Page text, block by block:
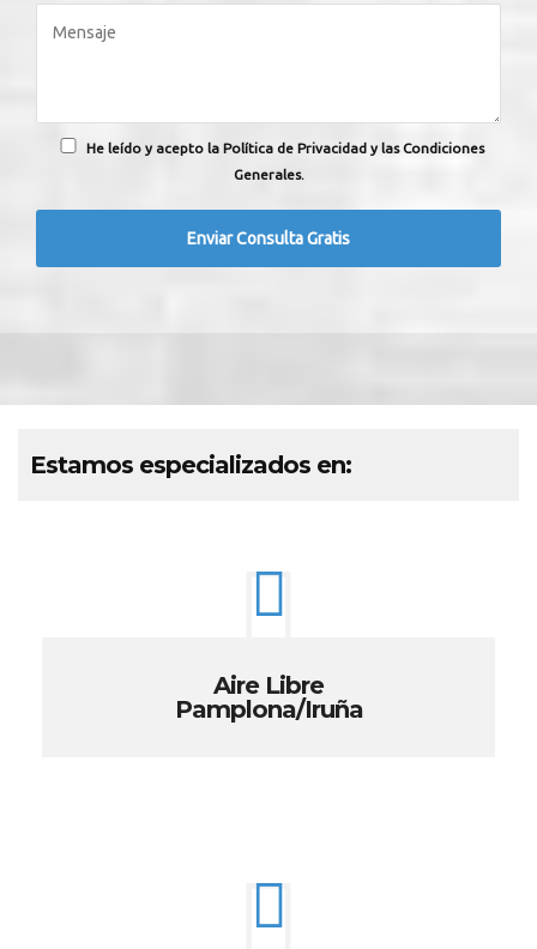
He leído y acepto la Política de Privacidad y las Condiciones
Generales.
Estamos especializados en:
Aire Libre
Pamplona/Iruña